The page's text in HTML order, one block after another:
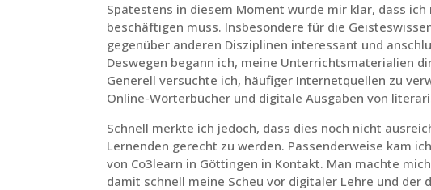
Spätestens in diesem Moment wurde mir klar, dass
beschäftigen muss. Insbesondere für die
gegenüber anderen Disziplinen interessant und
Deswegen begann ich, meine Unterrichtsmaterialien
Generell versuchte ich, häufiger Internetquellen zu
Online-Wörterbücher und digitale Ausgaben von
Schnell merkte ich jedoch, dass dies noch nicht
Lernenden gerecht zu werden. Passenderweise kam
von Co3learn in Göttingen in Kontakt. Man machte
damit schnell meine Scheu vor digitaler Lehre und der